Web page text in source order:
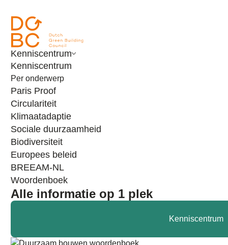
Kenniscentrum
Kenniscentrum
Per onderwerp
Paris Proof
Circulariteit
Klimaatadaptie
Sociale duurzaamheid
Biodiversiteit
Europees beleid
BREEAM-NL
Woordenboek
Alle informatie op 1 plek
Kenniscentrum
Nieuws
Laatst bewerkt:24 februari 2025